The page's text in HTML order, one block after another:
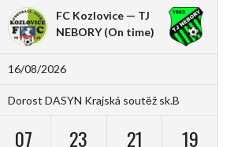
FC Kozlovice — TJ
NEBORY(On time)
16/08/2026
Dorost DASYN Krajská soutěž sk.B
07 23 21 18